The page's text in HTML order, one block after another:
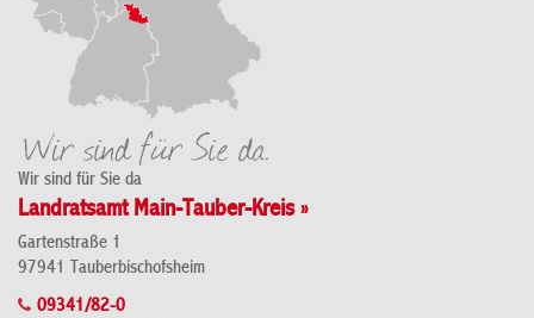
Wir sind für Sie da
Landratsamt Main-Tauber-Kreis »
Gartenstraße 1
97941 Tauberbischofsheim
09341/82-0